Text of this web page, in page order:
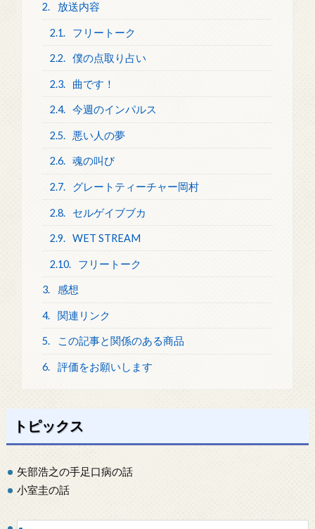
2. 放送内容
2.1. フリートーク
2.2. 僕の点取り占い
2.3. 曲です！
2.4. 今週のインパルス
2.5. 悪い人の夢
2.6. 魂の叫び
2.7. グレートティーチャー岡村
2.8. セルゲイブブカ
2.9. WET STREAM
2.10. フリートーク
3. 感想
4. 関連リンク
5. この記事と関係のある商品
6. 評価をお願いします
トピックス
矢部浩之の手足口病の話
小室圭の話